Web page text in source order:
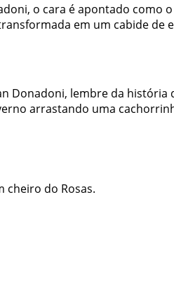
o cara é apontado como
em um cabide de
Donadoni, lembre da
arrastando uma
cheiro do Rosas.